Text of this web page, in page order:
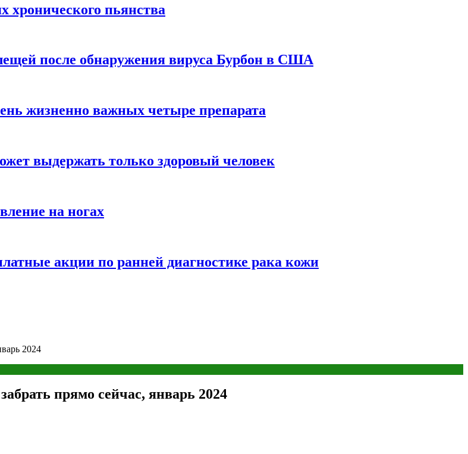
хронического пьянства
после обнаружения вируса Бурбон в США
жизненно важных четыре препарата
выдержать только здоровый человек
на ногах
акции по ранней диагностике рака кожи
2024
прямо сейчас, январь 2024